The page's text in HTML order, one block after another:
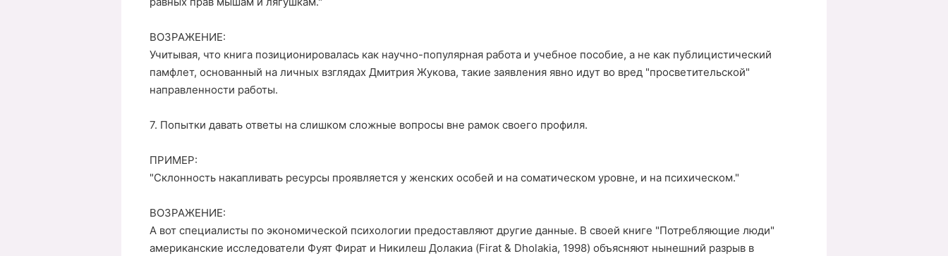
ВОЗРАЖЕНИЕ:
Учитывая, что книга позиционировалась как научно-популярная работа и учебное пособие, а не как публицистический
памфлет, основанный на личных взглядах Дмитрия Жукова, такие заявления явно идут во вред "просветительской"
направленности работы.
7. Попытки давать ответы на слишком сложные вопросы вне рамок своего профиля.
ПРИМЕР:
"Склонность накапливать ресурсы проявляется у женских особей и на соматическом уровне, и на психическом."
ВОЗРАЖЕНИЕ:
А вот специалисты по экономической психологии предоставляют другие данные. В своей книге "Потребляющие люди"
американские исследователи Фуят Фират и Никилеш Долакиа (Firat & Dholakia, 1998) объясняют нынешний разрыв в